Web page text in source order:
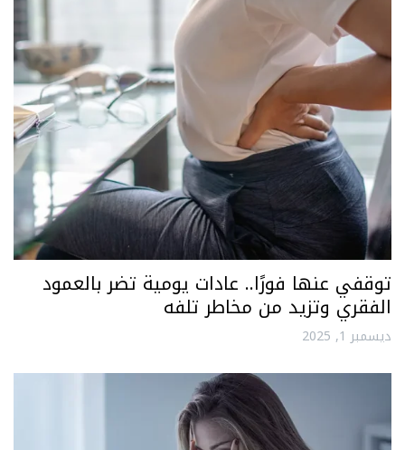
توقفي عنها فورًا.. عادات يومية تضر بالعمود
الفقري وتزيد من مخاطر تلفه
ديسمبر 1, 2025